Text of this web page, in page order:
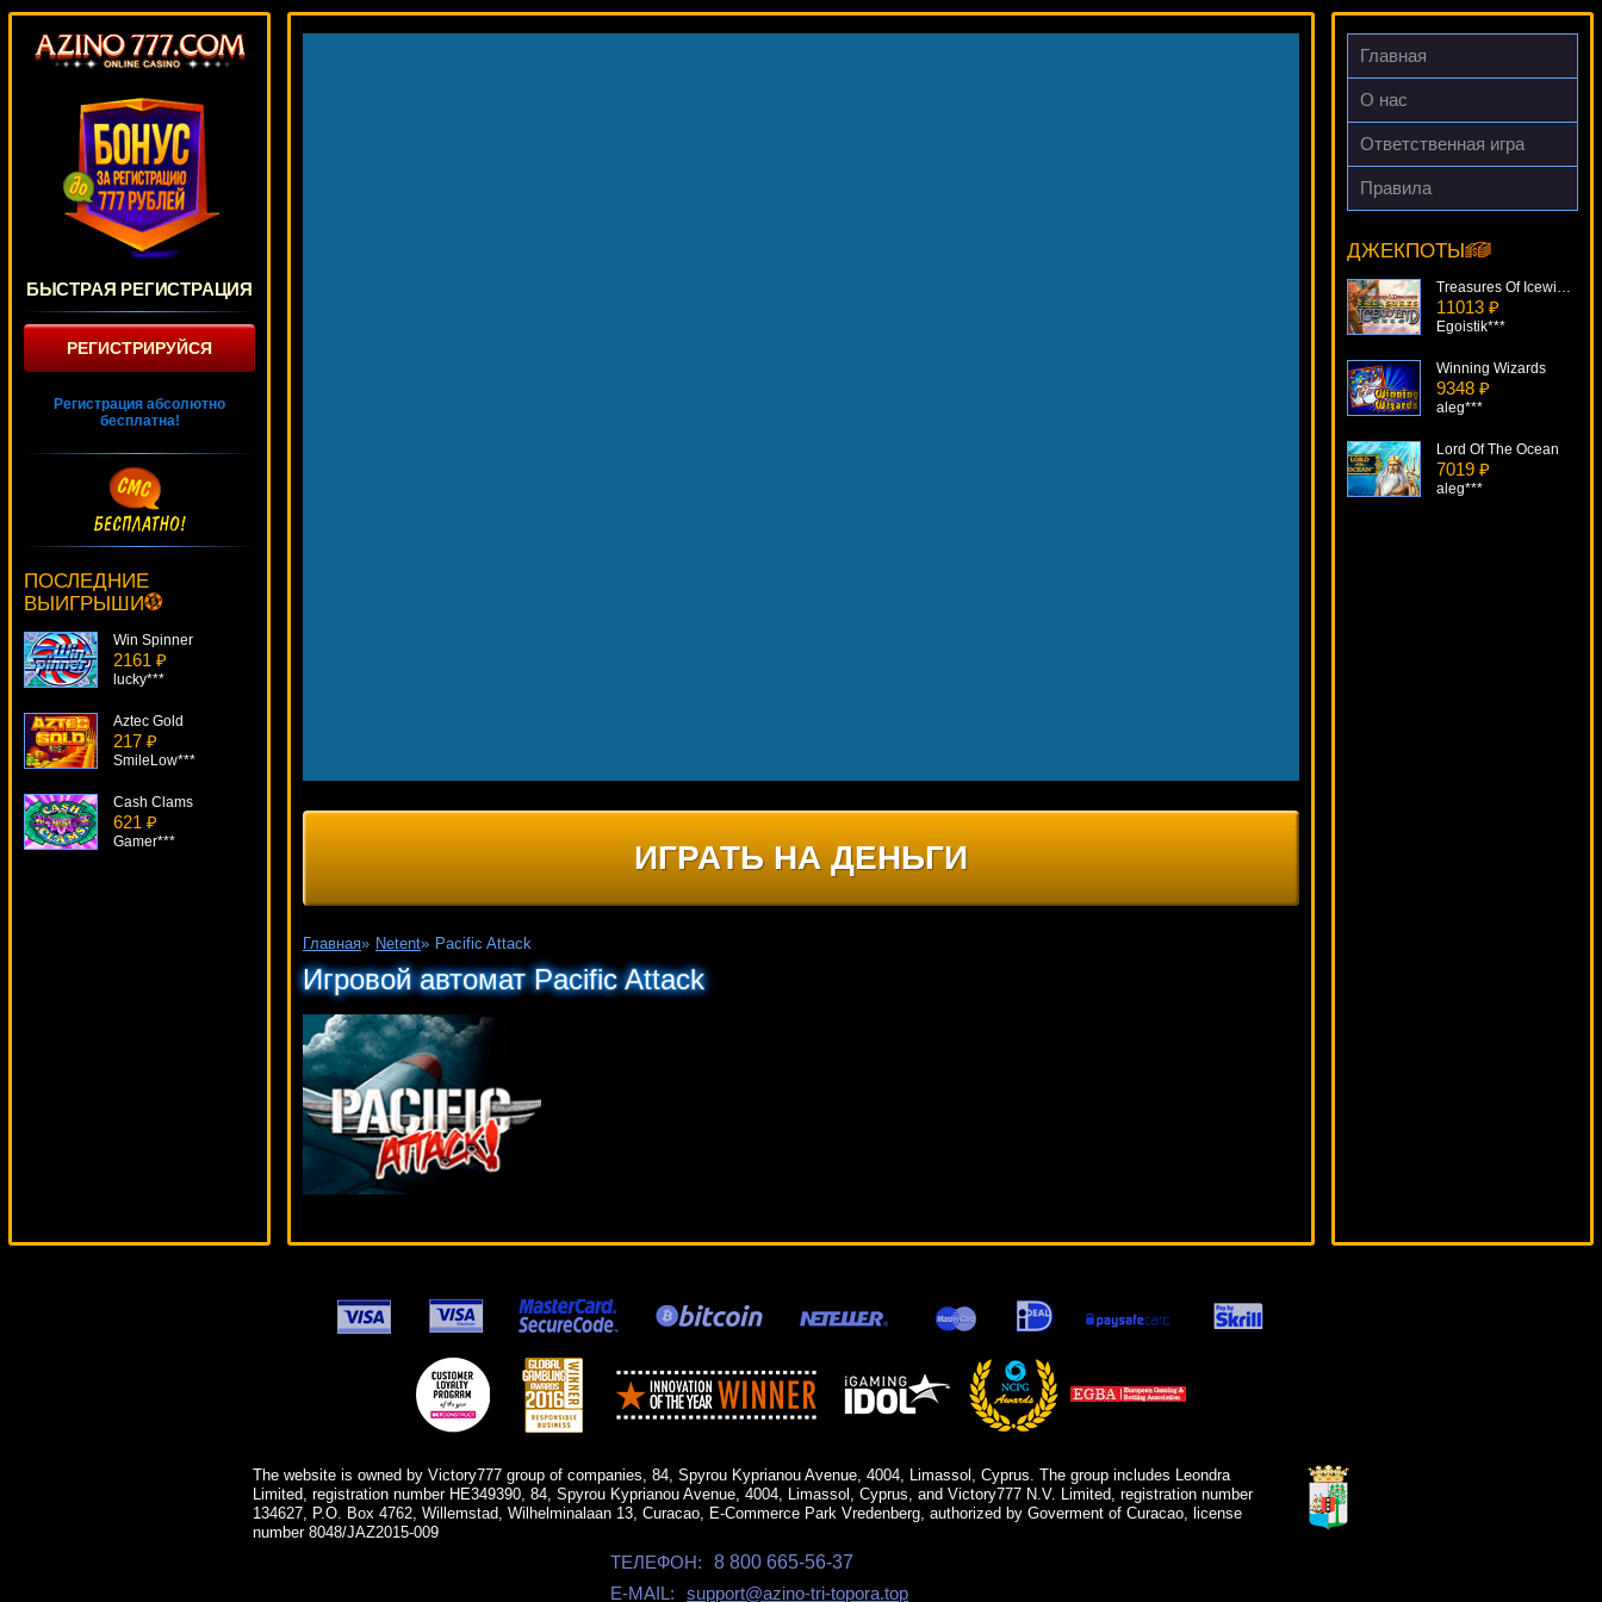
ИГРАТЬ НА ДЕНЬГИ
Главная» Netent» Pacific Attack
Игровой автомат Pacific Attack
БЫСТРАЯ РЕГИСТРАЦИЯ
РЕГИСТРИРУЙСЯ
Регистрация абсолютно
бесплатна!
ПОСЛЕДНИЕ
ВЫИГРЫШИ
3757 ₽
Gamer***
Win Spinner
2161 ₽
lucky***
Aztec Gold
217 ₽
SmileLow***
Cash Clams
621 ₽
Gamer***
Главная
О нас
Ответственная игра
Правила
ДЖЕКПОТЫ
Secrets Of Atlantis
beautif***
Treasures Of Icewind Dale
11013 ₽
Egoistik***
Winning Wizards
9348 ₽
aleg***
Lord Of The Ocean
7019 ₽
aleg***
The website is owned by Victory777 group of companies, 84, Spyrou Kyprianou Avenue, 4004, Limassol, Cyprus. The group includes Leondra
Limited, registration number HE349390, 84, Spyrou Kyprianou Avenue, 4004, Limassol, Cyprus, and Victory777 N.V. Limited, registration number
134627, P.O. Box 4762, Willemstad, Wilhelminalaan 13, Curacao, E-Commerce Park Vredenberg, authorized by Goverment of Curacao, license
number 8048/JAZ2015-009
ТЕЛЕФОН:
8 800 665-56-37
E-MAIL:
support@azino-tri-topora.top